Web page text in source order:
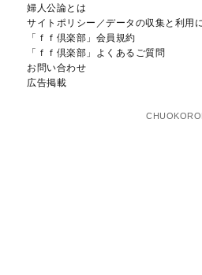
婦人公論とは
サイトポリシー／データの収集と利用
「ｆｆ倶楽部」会員規約
「ｆｆ倶楽部」よくあるご質問
お問い合わせ
広告掲載